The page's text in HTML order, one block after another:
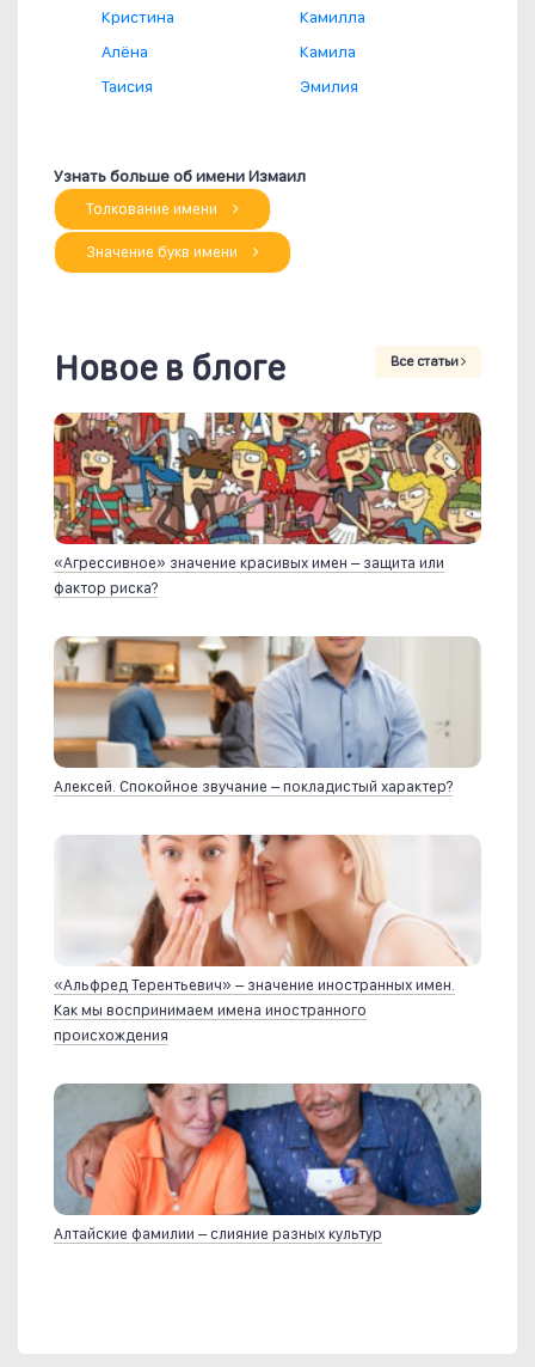
Кристина
Алёна
Таисия
Камилла
Камила
Эмилия
Узнать больше об имени Измаил
Толкование имени
Значение букв имени
Новое в блоге Все статьи
«Агрессивное» значение красивых имен – защита или
фактор риска?
Алексей. Спокойное звучание – покладистый характер?
«Альфред Терентьевич» – значение иностранных имен.
Как мы воспринимаем имена иностранного
происхождения
Алтайские фамилии – слияние разных культур